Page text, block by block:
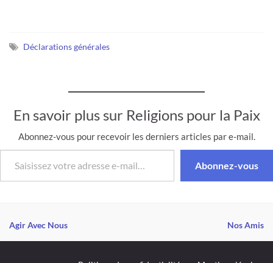
Interreligieux pour la Paix
Déclarations générales
En savoir plus sur Religions pour la Paix
Abonnez-vous pour recevoir les derniers articles par e-mail.
Saisissez votre adresse e-mail…
Abonnez-vous
Agir Avec Nous Nos Amis